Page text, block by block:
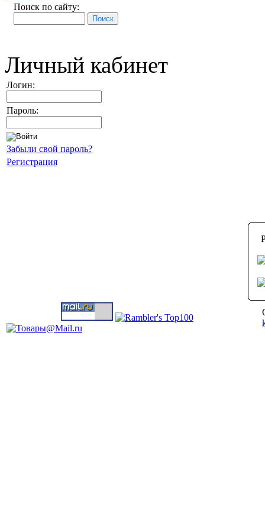
Поиск по сайту:
Личный кабинет
Логин:
Пароль:
Забыли свой пароль?
Регистрация